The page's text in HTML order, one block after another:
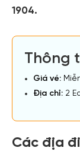
1904.
Thông
Giá vé:
Địa chỉ: 2
Các địa